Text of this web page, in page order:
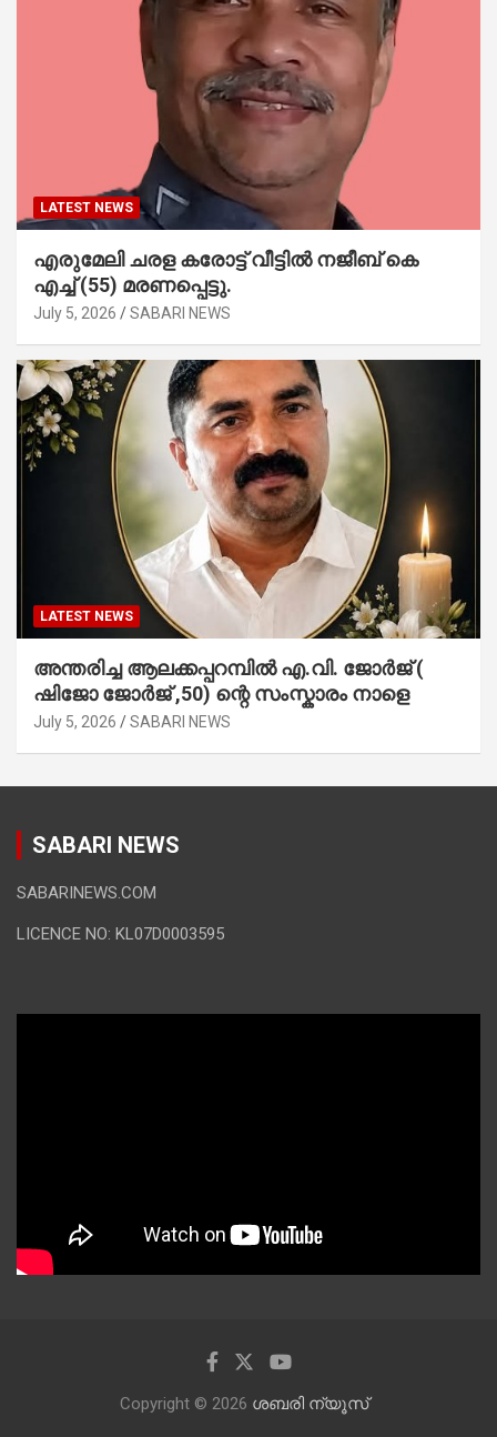
LATEST NEWS
എരുമേലി ചരള കരോട്ട് വീട്ടിൽ നജീബ് കെ
എച്ച് (55) മരണപ്പെട്ടു.
July 5, 2026 SABARI NEWS
LATEST NEWS
അന്തരിച്ച ആ​ല​ക്ക​പ്പ​റമ്പിൽ​ എ.​വി. ജോ​ർ​ജ് (
ഷിജോ ജോർജ് ,50) ന്റെ സംസ്കാരം നാളെ
July 5, 2026 SABARI NEWS
SABARI NEWS
SABARINEWS.COM
LICENCE NO: KL07D0003595
Copyright © 2026 ശബരി ന്യൂസ്